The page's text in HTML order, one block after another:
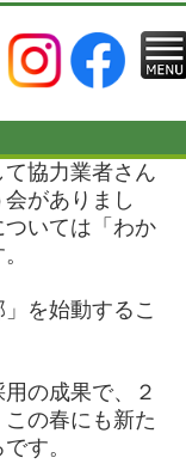
協力業者さん
がありまし
いては「わか
を始動するこ
の成果で、２
の春にも新た
す。